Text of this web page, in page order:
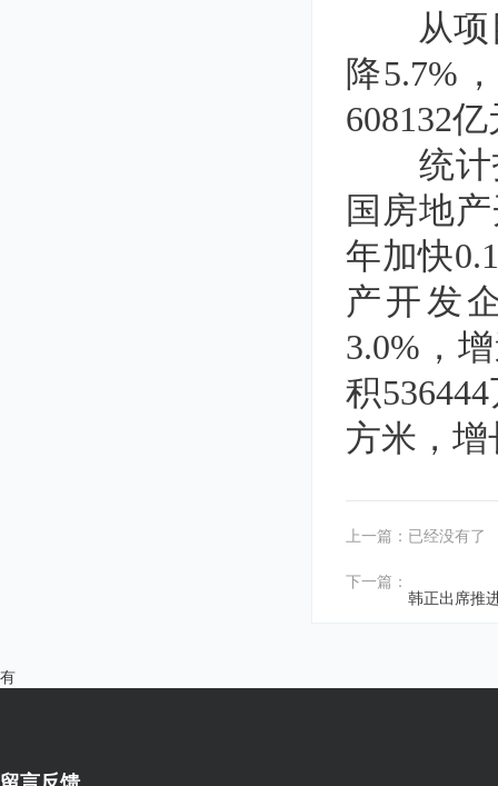
从项目
降5.7%
608132
统计报
国房地
年加快
产开发
3.0%，
积
方米，增
上一篇：已经没有了
下一篇： 韩正出席推
有